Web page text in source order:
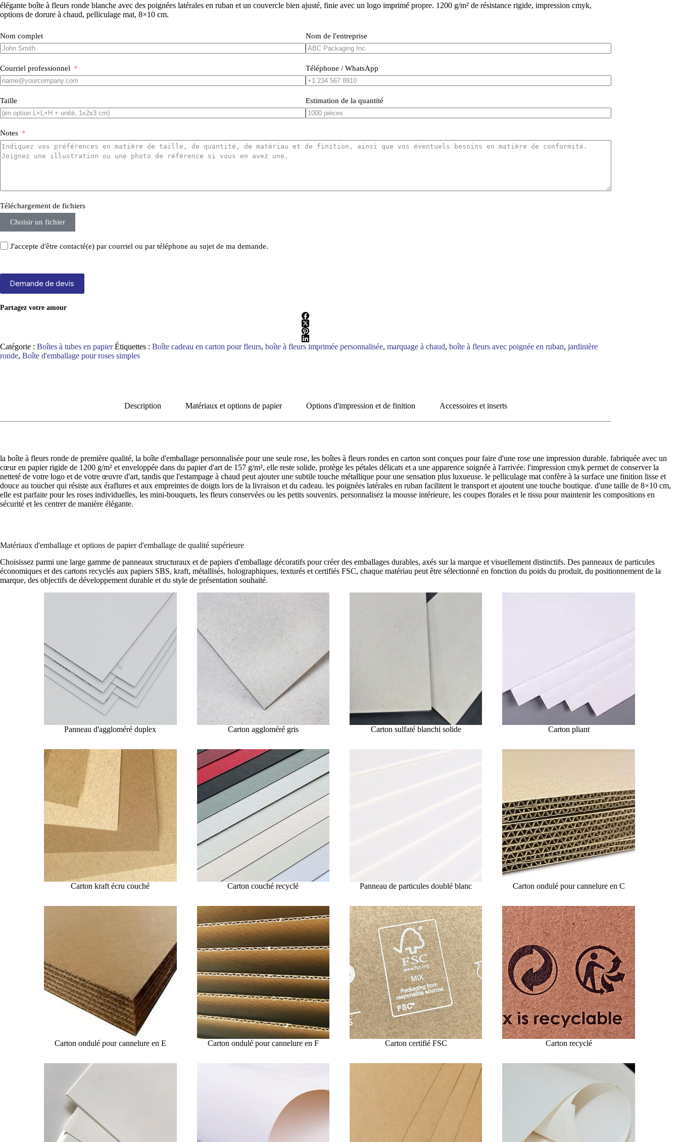
élégante boîte à fleurs ronde blanche avec des poignées latérales en ruban et un couvercle bien ajusté, finie avec un logo imprimé propre. 1200 g/m² de résistance rigide, impression cmyk,
options de dorure à chaud, pelliculage mat, 8×10 cm.
Nom complet Nom de l'entreprise
Courriel professionnel Téléphone / WhatsApp
Taille Estimation de la quantité
Notes
Téléchargement de fichiers
Choisir un fichier
J'accepte d'être contacté(e) par courriel ou par téléphone au sujet de ma demande.
Demande de devis
Partagez votre amour
Catégorie : Boîtes à tubes en papier Étiquettes : Boîte cadeau en carton pour fleurs, boîte à fleurs imprimée personnalisée, marquage à chaud, boîte à fleurs avec poignée en ruban, jardinière
ronde, Boîte d'emballage pour roses simples
Description Matériaux et options de papier Options d'impression et de finition Accessoires et inserts
la boîte à fleurs ronde de première qualité, la boîte d'emballage personnalisée pour une seule rose, les boîtes à fleurs rondes en carton sont conçues pour faire d'une rose une impression durable. fabriquée avec un
cœur en papier rigide de 1200 g/m² et enveloppée dans du papier d'art de 157 g/m², elle reste solide, protège les pétales délicats et a une apparence soignée à l'arrivée. l'impression cmyk permet de conserver la
netteté de votre logo et de votre œuvre d'art, tandis que l'estampage à chaud peut ajouter une subtile touche métallique pour une sensation plus luxueuse. le pelliculage mat confère à la surface une finition lisse et
douce au toucher qui résiste aux éraflures et aux empreintes de doigts lors de la livraison et du cadeau. les poignées latérales en ruban facilitent le transport et ajoutent une touche boutique. d'une taille de 8×10 cm,
elle est parfaite pour les roses individuelles, les mini-bouquets, les fleurs conservées ou les petits souvenirs. personnalisez la mousse intérieure, les coupes florales et le tissu pour maintenir les compositions en
sécurité et les centrer de manière élégante.
Matériaux d'emballage et options de papier d'emballage de qualité supérieure
Choisissez parmi une large gamme de panneaux structuraux et de papiers d'emballage décoratifs pour créer des emballages durables, axés sur la marque et visuellement distinctifs. Des panneaux de particules
économiques et des cartons recyclés aux papiers SBS, kraft, métallisés, holographiques, texturés et certifiés FSC, chaque matériau peut être sélectionné en fonction du poids du produit, du positionnement de la
marque, des objectifs de développement durable et du style de présentation souhaité.
Panneau d'aggloméré duplex Carton aggloméré gris Carton sulfaté blanchi solide Carton pliant
Carton kraft écru couché Carton couché recyclé Panneau de particules doublé blanc Carton ondulé pour cannelure en C
Carton ondulé pour cannelure en E Carton ondulé pour cannelure en F Carton certifié FSC Carton recyclé